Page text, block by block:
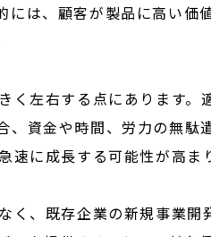
は、顧客が製品に高い価
く左右する点にあります。
資金や時間、労力の無駄
に成長する可能性が高ま
く、既存企業の新規事業開